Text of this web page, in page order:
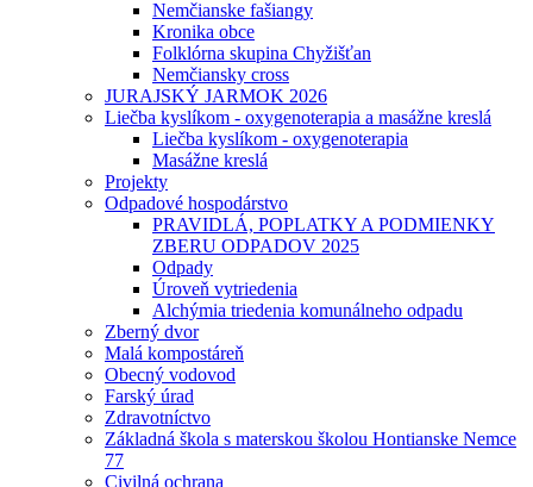
Nemčianske fašiangy
Kronika obce
Folklórna skupina Chyžišťan
Nemčiansky cross
JURAJSKÝ JARMOK 2026
Liečba kyslíkom - oxygenoterapia a masážne kreslá
Liečba kyslíkom - oxygenoterapia
Masážne kreslá
Projekty
Odpadové hospodárstvo
PRAVIDLÁ, POPLATKY A PODMIENKY
ZBERU ODPADOV 2025
Odpady
Úroveň vytriedenia
Alchýmia triedenia komunálneho odpadu
Zberný dvor
Malá kompostáreň
Obecný vodovod
Farský úrad
Zdravotníctvo
Základná škola s materskou školou Hontianske Nemce
77
Civilná ochrana